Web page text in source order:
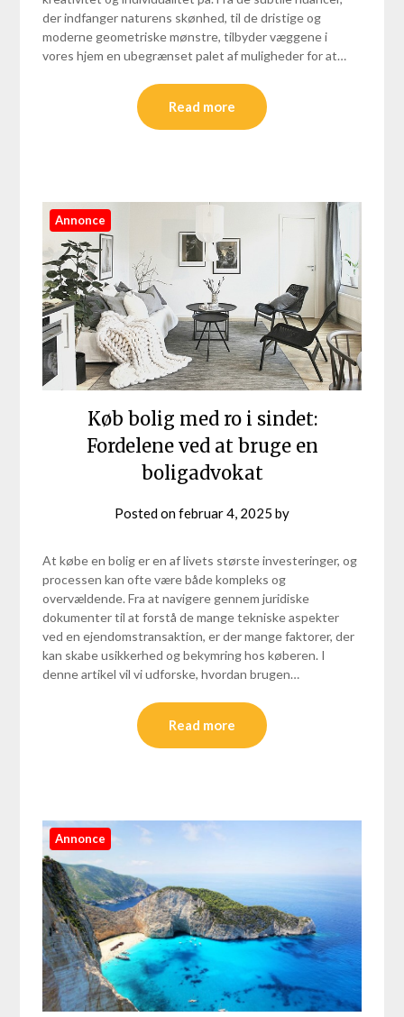
der indfanger naturens skønhed, til de dristige og
moderne geometriske mønstre, tilbyder væggene i
vores hjem en ubegrænset palet af muligheder for at…
Read more
Annonce
Køb bolig med ro i sindet:
Fordelene ved at bruge en
boligadvokat
Posted onfebruar 4, 2025 by
At købe en bolig er en af livets største investeringer, og
processen kan ofte være både kompleks og
overvældende. Fra at navigere gennem juridiske
dokumenter til at forstå de mange tekniske aspekter
ved en ejendomstransaktion, er der mange faktorer, der
kan skabe usikkerhed og bekymring hos køberen. I
denne artikel vil vi udforske, hvordan brugen…
Read more
Annonce